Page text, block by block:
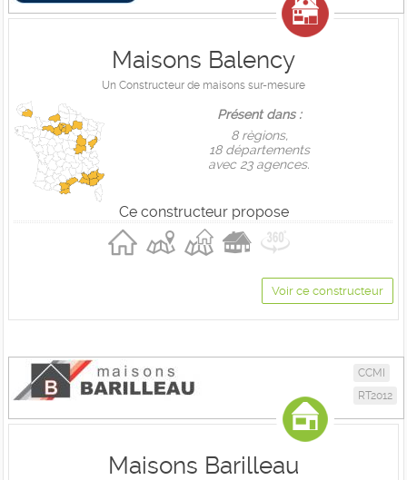
Maisons Balency
Un Constructeur de maisons sur-mesure
Présent dans :
8 règions,
18 départements
avec 23 agences.
Ce constructeur propose
Voir ce constructeur
CCMI
RT2012
Maisons Barilleau